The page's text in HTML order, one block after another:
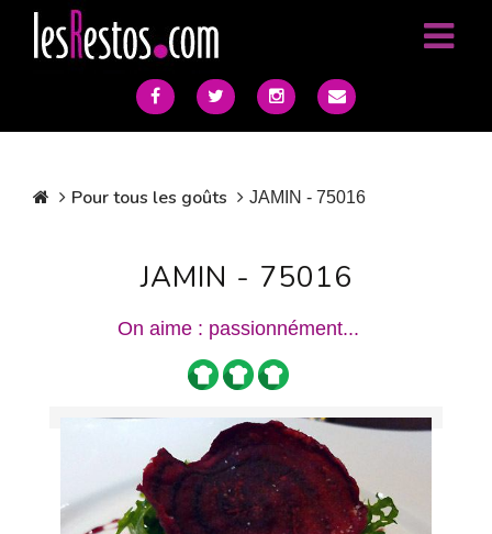
Pour tous les goûts JAMIN - 75016
JAMIN - 75016
On aime : passionnément...